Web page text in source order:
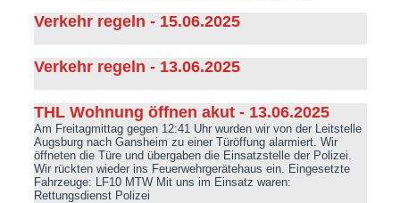
Verkehr regeln - 15.06.2025
Verkehr regeln - 13.06.2025
THL Wohnung öffnen akut - 13.06.2025
Am Freitagmittag gegen 12:41 Uhr wurden wir von der Leitstelle
Augsburg nach Gansheim zu einer Türöffung alarmiert. Wir
öffneten die Türe und übergaben die Einsatzstelle der Polizei.
Wir rückten wieder ins Feuerwehrgerätehaus ein. Eingesetzte
Fahrzeuge: LF10 MTW Mit uns im Einsatz waren:
Rettungsdienst Polizei